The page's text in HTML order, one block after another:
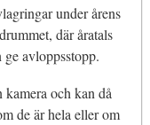
under årens
där åratals
avloppsstopp.
och kan då
de är hela eller om